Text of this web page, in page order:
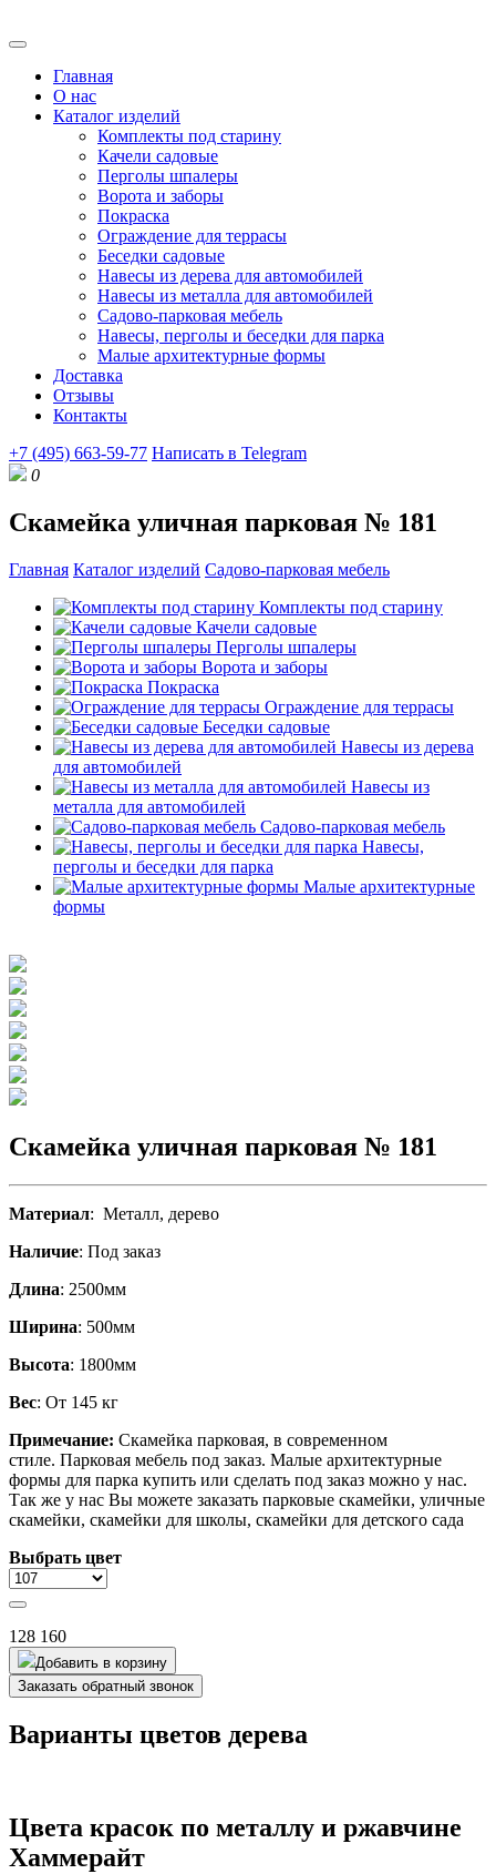
Главная
О нас
Каталог изделий
Комплекты под старину
Качели садовые
Перголы шпалеры
Ворота и заборы
Покраска
Ограждение для террасы
Беседки садовые
Навесы из дерева для автомобилей
Навесы из металла для автомобилей
Садово-парковая мебель
Навесы, перголы и беседки для парка
Малые архитектурные формы
Доставка
Отзывы
Контакты
+7 (495) 663-59-77 Написать в Telegram
0
Скамейка уличная парковая № 181
Главная Каталог изделий Садово-парковая мебель
Комплекты под старину
Качели садовые
Перголы шпалеры
Ворота и заборы
Покраска
Ограждение для террасы
Беседки садовые
Навесы из дерева
для автомобилей
Навесы из
металла для автомобилей
Садово-парковая мебель
Навесы,
перголы и беседки для парка
Малые архитектурные
формы
Скамейка уличная парковая № 181
Материал: Металл, дерево
Наличие: Под заказ
Длина: 2500мм
Ширина: 500мм
Высота: 1800мм
Вес: От 145 кг
Примечание: Скамейка парковая, в современном
стиле. Парковая мебель под заказ. Малые архитектурные
формы для парка купить или сделать под заказ можно у нас.
Так же у нас Вы можете заказать парковые скамейки, уличные
скамейки, скамейки для школы, скамейки для детского сада
Выбрать цвет
128 160
Добавить в корзину
Заказать обратный звонок
Варианты цветов дерева
Цвета красок по металлу и ржавчине
Хаммерайт